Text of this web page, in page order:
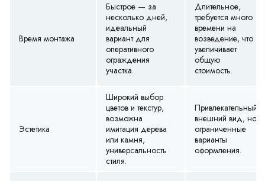
Время монтажа
Быстрое — за
несколько дней,
идеальный
вариант для
оперативного
ограждения
участка.
Длительное,
требуется много
времени на
возведение, что
увеличивает
общую
стоимость.
Эстетика
Широкий выбор
цветов и текстур,
возможна
имитация дерева
или камня,
универсальность
стиля.
Привлекательный
внешний вид, но
ограниченные
варианты
оформления.